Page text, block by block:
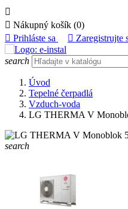

 Nákupný košík (0)
 Prihláste sa  Zaregistrujte
search
Úvod
Tepelné čerpadlá
Vzduch-voda
LG THERMA V
search